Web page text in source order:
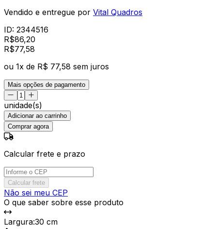
Vendido e entregue por Vital Quadros
ID: 2344516
R$86,20
R$77,58
ou 1x de R$ 77,58 sem juros
Mais opções de pagamento
unidade(s)
Adicionar ao carrinho
Comprar agora
Calcular frete e prazo
Calcular frete
Não sei meu CEP
O que saber sobre esse produto
Largura:30 cm